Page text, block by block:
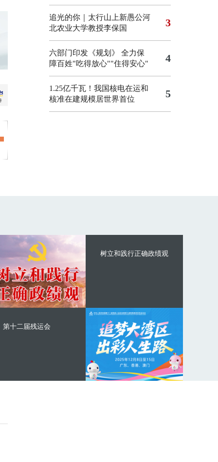
追光的你｜太行山上新愚公河
北农业大学教授李保国
3
六部门印发《规划》 全力保
障百姓"吃得放心""住得安心"
4
1.25亿千瓦！我国核电在运和
核准在建规模居世界首位
5
树立和践行正确政绩观
第十二届残运会